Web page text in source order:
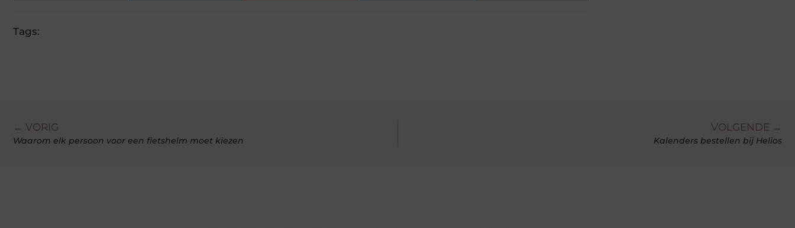
Tags:
← VORIG
Waarom elk persoon voor een fietshelm moet kiezen
VOLGENDE →
Kalenders bestellen bij Helios